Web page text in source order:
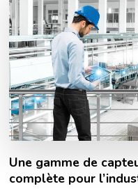
Une gamme de
complète pour